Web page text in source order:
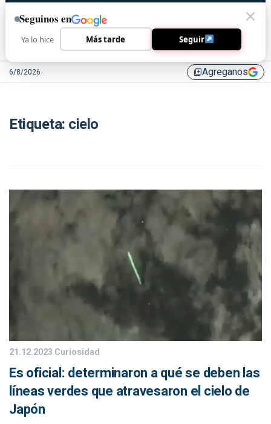
6/8/2026 library_addAgreganos
Etiqueta: cielo
21.12.2023 Curiosidad
Es oficial: determinaron a qué se deben las
líneas verdes que atravesaron el cielo de
Japón
Seguinos en
Ya lo hice Más tarde Seguir